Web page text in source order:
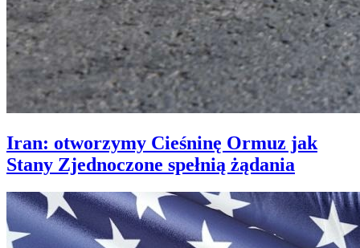
Iran: otworzymy Cieśninę Ormuz jak
Stany Zjednoczone spełnią żądania